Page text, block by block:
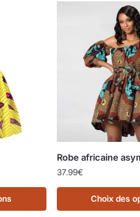
Robe africaine
37.99€
Choix des